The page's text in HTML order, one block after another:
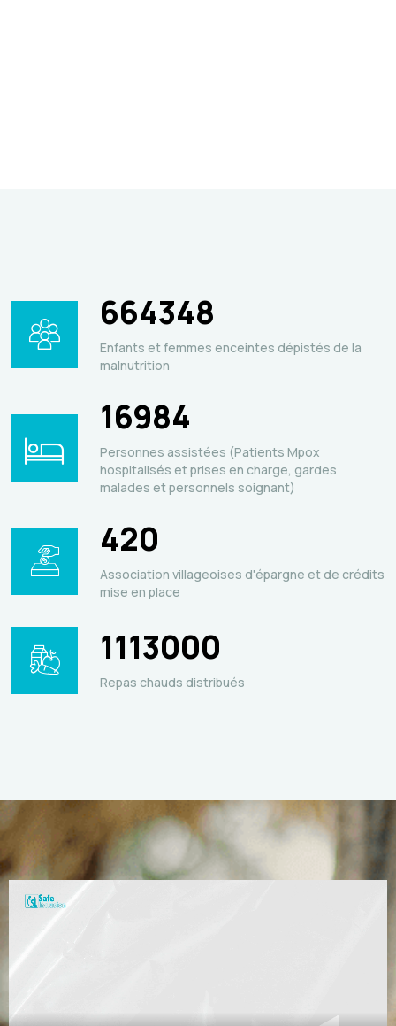
664348
Enfants et femmes enceintes dépistés de la
malnutrition
16984
Personnes assistées (Patients Mpox
hospitalisés et prises en charge, gardes
malades et personnels soignant)
420
Association villageoises d'épargne et de crédits
mise en place
1113000
Repas chauds distribués